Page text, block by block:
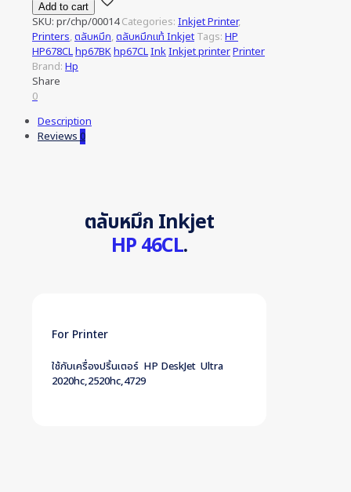
Add to cart
SKU: pr/chp/00014 Categories: Inkjet Printer,
Printers,ตลับหมึก,ตลับหมึกแท้ Inkjet Tags: HP
HP678CLhp67BKhp67CLInkInkjet printerPrinter
Brand: Hp
Share
0
Description
Reviews0
ตลับหมึก Inkjet
HP 46CL.
For Printer
ใช้กับเครื่องปริ้นเตอร์ HP DeskJet Ultra
2020hc,2520hc,4729